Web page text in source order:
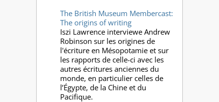
The British Museum Membercast:
The origins of writing
Iszi Lawrence interviewe Andrew
Robinson sur les origines de
l'écriture en Mésopotamie et sur
les rapports de celle-ci avec les
autres écritures anciennes du
monde, en particulier celles de
l’Égypte, de la Chine et du
Pacifique.